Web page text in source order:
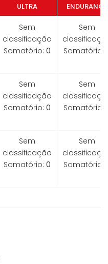
ULTRA ENDURANCE
Sem
classificação
Somatório: 0
Sem
Somatório:
Sem
classificação
Somatório: 0
Sem
Somatório:
Sem
classificação
Somatório: 0
Sem
Somatório: